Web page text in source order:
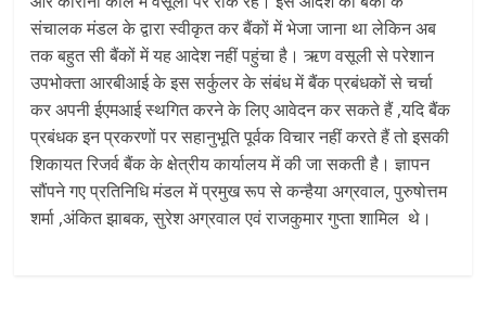
संचालक मंडल के द्वारा स्वीकृत कर बैंकों में भेजा जाना था लेकिन अब
तक बहुत सी बैंकों में यह आदेश नहीं पहुंचा है। ऋण वसूली से परेशान
उपभोक्ता आरबीआई के इस सर्कुलर के संबंध में बैंक प्रबंधकों से चर्चा
कर अपनी ईएमआई स्थगित करने के लिए आवेदन कर सकते हैं ,यदि बैंक
प्रबंधक इन प्रकरणों पर सहानुभूति पूर्वक विचार नहीं करते हैं तो इसकी
शिकायत रिजर्व बैंक के क्षेत्रीय कार्यालय में की जा सकती है। ज्ञापन
सौंपने गए प्रतिनिधि मंडल में प्रमुख रूप से कन्हैया अग्रवाल, पुरुषोत्तम
शर्मा ,अंकित झाबक, सुरेश अग्रवाल एवं राजकुमार गुप्ता शामिल थे।